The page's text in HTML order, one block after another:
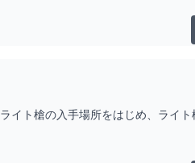
イト槍の入手場所をはじめ、ライ